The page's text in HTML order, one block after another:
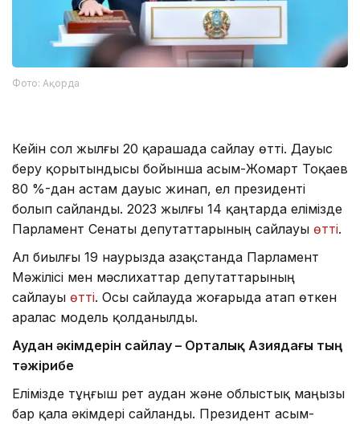
Фото: Ақорда
Кейін сол жылғы 20 қарашада сайлау өтті. Дауыс
беру қорытындысы бойынша Қасым-Жомарт Тоқаев
80 %-дан астам дауыс жинап, ел президенті
болып сайланды. 2023 жылғы 14 қаңтарда елімізде
Парламент Сенаты депутаттарының сайлауы өтті.
Ал биылғы 19 наурызда Қазақстанда Парламент
Мәжілісі мен мәслихаттар депутаттарының
сайлауы өтті. Осы сайлауда жоғарыда атап өткен
аралас модель қолданылды.
Аудан әкімдерін сайлау – Орталық Азиядағы тың
тәжірибе
Елімізде тұңғыш рет аудан және облыстық маңызы
бар қала әкімдері сайланды. Президент Қасым-